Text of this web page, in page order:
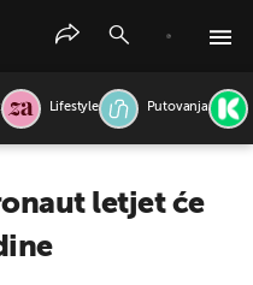
Lifestyle Putovanja
letjet će